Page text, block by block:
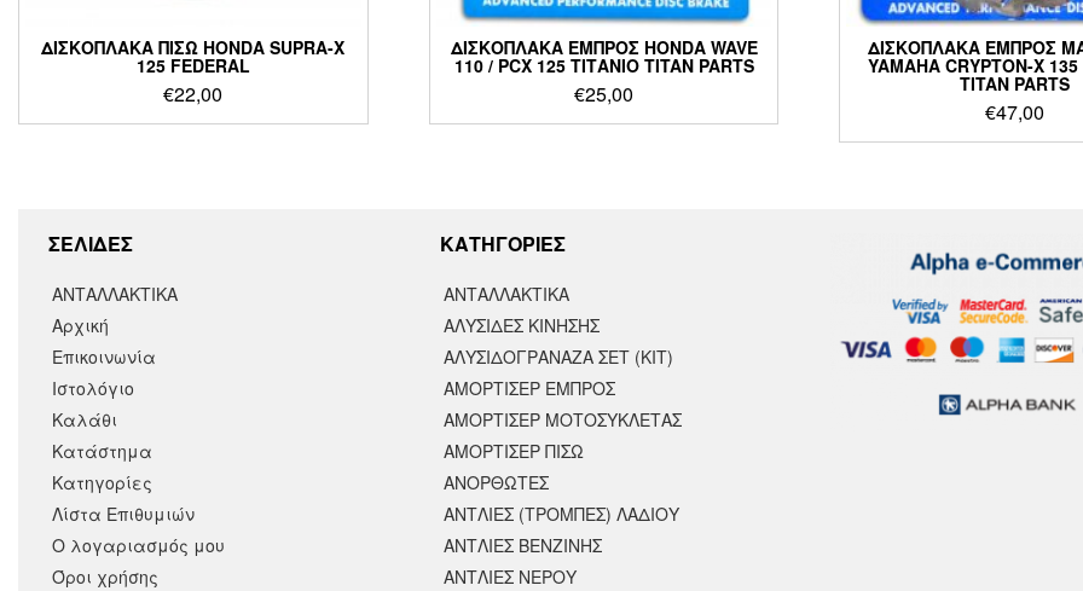
ΔΙΣΚΟΠΛΑΚΑ ΠΙΣΩ HONDA SUPRA-X
125 FEDERAL
€22,00
ΔΙΣΚΟΠΛΑΚΑ ΕΜΠΡΟΣ HONDA WAVE
110 / PCX 125 ΤΙΤΑΝΙΟ TITAN PARTS
€25,00
ΔΙΣΚΟΠΛΑΚΑ ΕΜΠΡΟΣ
YAMAHA CRYPTON-X
TITAN PARTS
€47,00
ΣΕΛΙΔΕΣ
ΑΝΤΑΛΛΑΚΤΙΚΑ
Αρχική
Επικοινωνία
Ιστολόγιο
Καλάθι
Κατάστημα
Κατηγορίες
Λίστα Επιθυμιών
Ο λογαριασμός μου
Όροι χρήσης
KΑΤΗΓΟΡΙΕΣ
ΑΝΤΑΛΛΑΚΤΙΚΆ
ΑΛΥΣΙΔΕΣ ΚΙΝΗΣΗΣ
ΑΛΥΣΙΔΟΓΡΑΝΑΖΑ ΣΕΤ (ΚΙΤ)
ΑΜΟΡΤΙΣΕΡ ΕΜΠΡΟΣ
ΑΜΟΡΤΙΣΈΡ ΜΟΤΟΣΥΚΛΈΤΑΣ
ΑΜΟΡΤΙΣΕΡ ΠΙΣΩ
ΑΝΟΡΘΩΤΕΣ
ΑΝΤΛΙΕΣ (ΤΡΟΜΠΕΣ) ΛΑΔΙΟΥ
ΑΝΤΛΙΕΣ ΒΕΝΖΙΝΗΣ
ΑΝΤΛΙΕΣ ΝΕΡΟΥ